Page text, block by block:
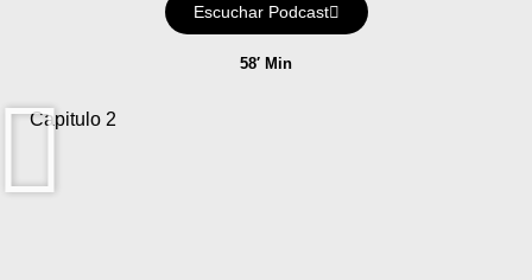
Escuchar Podcast
58′ Min
Capitulo 2